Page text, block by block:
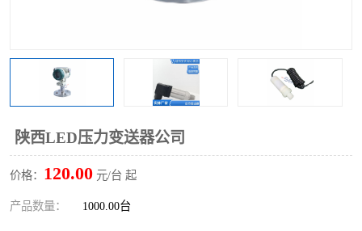
陕西LED压力变送器公司
价格： 120.00 元/台 起
产品数量： 1000.00台